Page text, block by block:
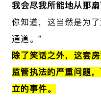
我会尽我所能地从那扇
你知道，这当然是为
通道。”
除了笑话之外，这套
监管执法的严重问题
立的事件。